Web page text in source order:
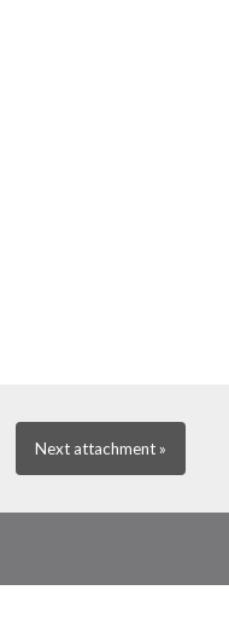
Next attachment »